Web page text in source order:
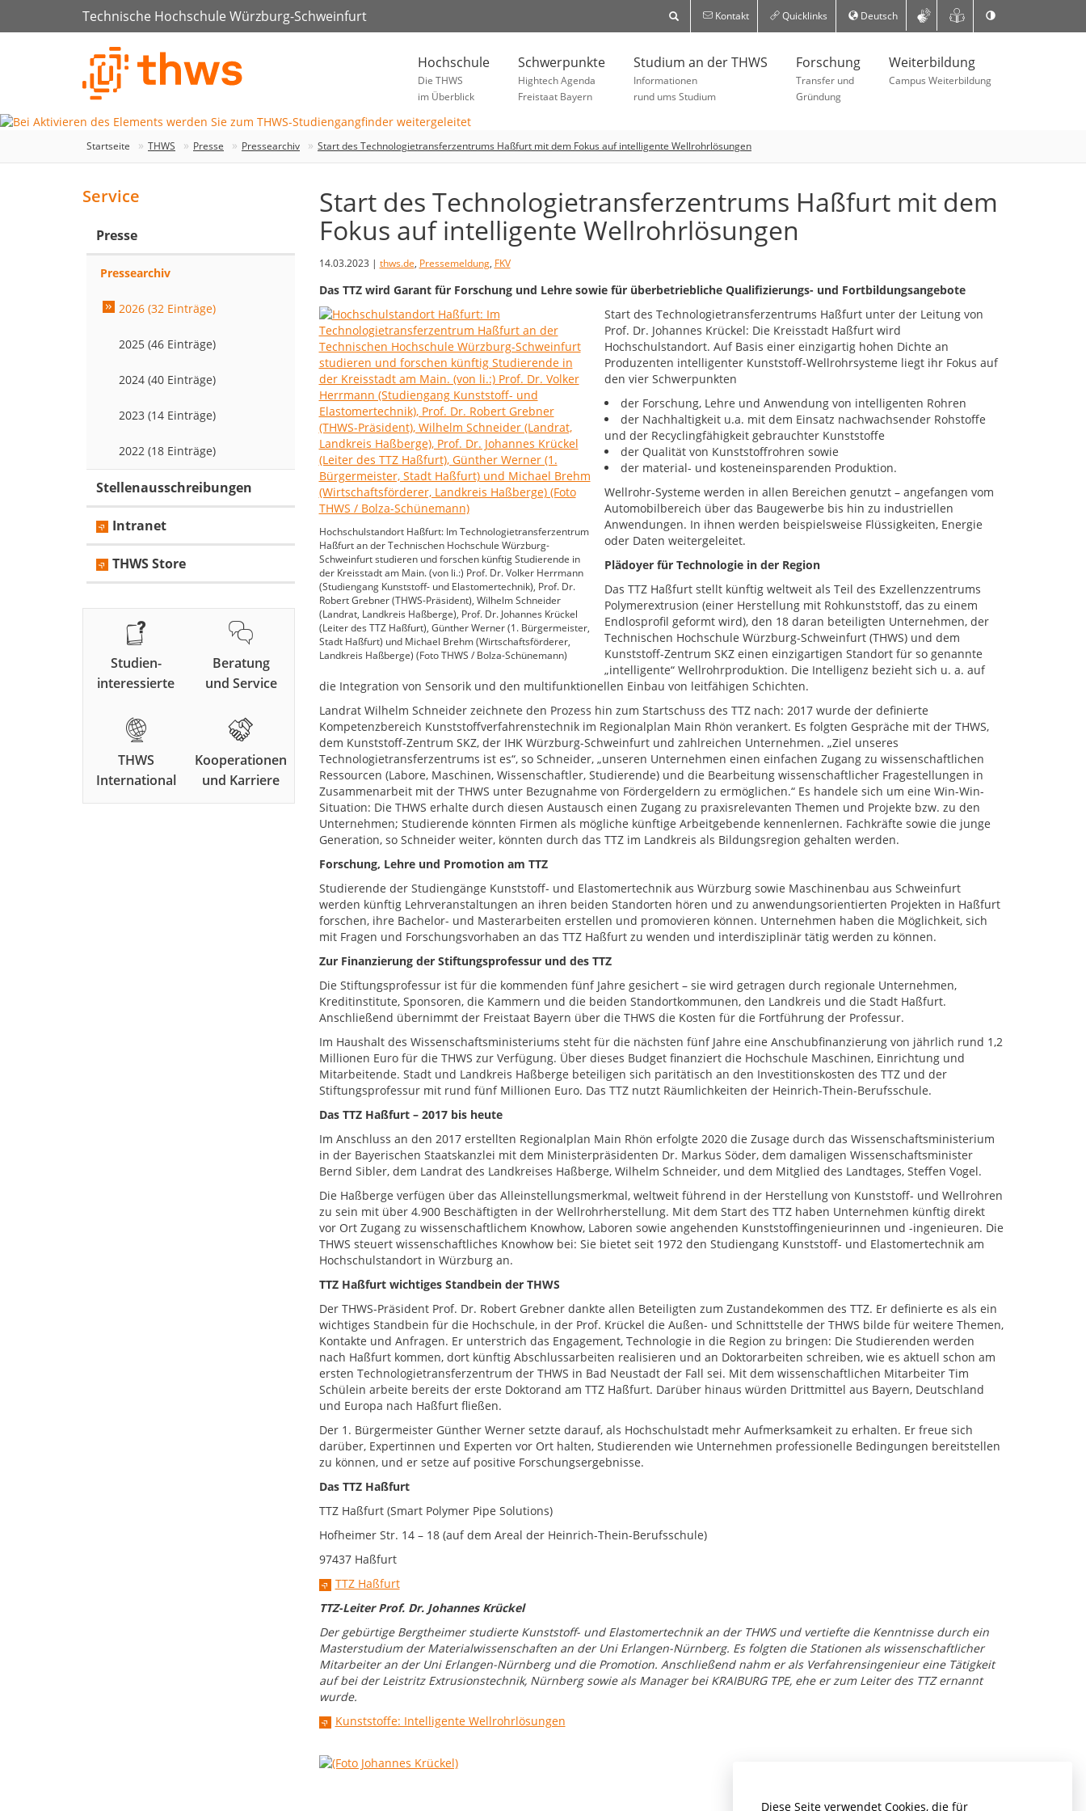
Diese Seite verwendet Cookies, die für
Technische Hochschule Würzburg-Schweinfurt Kontakt Quicklinks Deutsch
Hochschule
Die THWS
im Überblick
Schwerpunkte
Hightech Agenda
Freistaat Bayern
Studium an der THWS
Informationen
rund ums Studium
Forschung
Transfer und
Gründung
Weiterbildung
Campus Weiterbildung
Startseite THWS Presse Pressearchiv Start des Technologietransferzentrums Haßfurt mit dem Fokus auf intelligente Wellrohrlösungen
Start des Technologietransferzentrums Haßfurt mit dem
Fokus auf intelligente Wellrohrlösungen
14.03.2023 | thws.de, Pressemeldung, FKV
Das TTZ wird Garant für Forschung und Lehre sowie für überbetriebliche Qualifizierungs- und Fortbildungsangebote
Hochschulstandort Haßfurt: Im Technologietransferzentrum
Haßfurt an der Technischen Hochschule Würzburg-
Schweinfurt studieren und forschen künftig Studierende in
der Kreisstadt am Main. (von li.:) Prof. Dr. Volker Herrmann
(Studiengang Kunststoff- und Elastomertechnik), Prof. Dr.
Robert Grebner (THWS-Präsident), Wilhelm Schneider
(Landrat, Landkreis Haßberge), Prof. Dr. Johannes Krückel
(Leiter des TTZ Haßfurt), Günther Werner (1. Bürgermeister,
Stadt Haßfurt) und Michael Brehm (Wirtschaftsförderer,
Landkreis Haßberge) (Foto THWS / Bolza-Schünemann)
Start des Technologietransferzentrums Haßfurt unter der Leitung von
Prof. Dr. Johannes Krückel: Die Kreisstadt Haßfurt wird
Hochschulstandort. Auf Basis einer einzigartig hohen Dichte an
Produzenten intelligenter Kunststoff-Wellrohrsysteme liegt ihr Fokus auf
den vier Schwerpunkten
der Forschung, Lehre und Anwendung von intelligenten Rohren
der Nachhaltigkeit u.a. mit dem Einsatz nachwachsender Rohstoffe
und der Recyclingfähigkeit gebrauchter Kunststoffe
der Qualität von Kunststoffrohren sowie
der material- und kosteneinsparenden Produktion.
Wellrohr-Systeme werden in allen Bereichen genutzt – angefangen vom
Automobilbereich über das Baugewerbe bis hin zu industriellen
Anwendungen. In ihnen werden beispielsweise Flüssigkeiten, Energie
oder Daten weitergeleitet.
Plädoyer für Technologie in der Region
Das TTZ Haßfurt stellt künftig weltweit als Teil des Exzellenzzentrums
Polymerextrusion (einer Herstellung mit Rohkunststoff, das zu einem
Endlosprofil geformt wird), den 18 daran beteiligten Unternehmen, der
Technischen Hochschule Würzburg-Schweinfurt (THWS) und dem
Kunststoff-Zentrum SKZ einen einzigartigen Standort für so genannte
„intelligente“ Wellrohrproduktion. Die Intelligenz bezieht sich u. a. auf
die Integration von Sensorik und den multifunktionellen Einbau von leitfähigen Schichten.
Landrat Wilhelm Schneider zeichnete den Prozess hin zum Startschuss des TTZ nach: 2017 wurde der definierte
Kompetenzbereich Kunststoffverfahrenstechnik im Regionalplan Main Rhön verankert. Es folgten Gespräche mit der THWS,
dem Kunststoff-Zentrum SKZ, der IHK Würzburg-Schweinfurt und zahlreichen Unternehmen. „Ziel unseres
Technologietransferzentrums ist es“, so Schneider, „unseren Unternehmen einen einfachen Zugang zu wissenschaftlichen
Ressourcen (Labore, Maschinen, Wissenschaftler, Studierende) und die Bearbeitung wissenschaftlicher Fragestellungen in
Zusammenarbeit mit der THWS unter Bezugnahme von Fördergeldern zu ermöglichen.“ Es handele sich um eine Win-Win-
Situation: Die THWS erhalte durch diesen Austausch einen Zugang zu praxisrelevanten Themen und Projekte bzw. zu den
Unternehmen; Studierende könnten Firmen als mögliche künftige Arbeitgebende kennenlernen. Fachkräfte sowie die junge
Generation, so Schneider weiter, könnten durch das TTZ im Landkreis als Bildungsregion gehalten werden.
Forschung, Lehre und Promotion am TTZ
Studierende der Studiengänge Kunststoff- und Elastomertechnik aus Würzburg sowie Maschinenbau aus Schweinfurt
werden künftig Lehrveranstaltungen an ihren beiden Standorten hören und zu anwendungsorientierten Projekten in Haßfurt
forschen, ihre Bachelor- und Masterarbeiten erstellen und promovieren können. Unternehmen haben die Möglichkeit, sich
mit Fragen und Forschungsvorhaben an das TTZ Haßfurt zu wenden und interdisziplinär tätig werden zu können.
Zur Finanzierung der Stiftungsprofessur und des TTZ
Die Stiftungsprofessur ist für die kommenden fünf Jahre gesichert – sie wird getragen durch regionale Unternehmen,
Kreditinstitute, Sponsoren, die Kammern und die beiden Standortkommunen, den Landkreis und die Stadt Haßfurt.
Anschließend übernimmt der Freistaat Bayern über die THWS die Kosten für die Fortführung der Professur.
Im Haushalt des Wissenschaftsministeriums steht für die nächsten fünf Jahre eine Anschubfinanzierung von jährlich rund 1,2
Millionen Euro für die THWS zur Verfügung. Über dieses Budget finanziert die Hochschule Maschinen, Einrichtung und
Mitarbeitende. Stadt und Landkreis Haßberge beteiligen sich paritätisch an den Investitionskosten des TTZ und der
Stiftungsprofessur mit rund fünf Millionen Euro. Das TTZ nutzt Räumlichkeiten der Heinrich-Thein-Berufsschule.
Das TTZ Haßfurt – 2017 bis heute
Im Anschluss an den 2017 erstellten Regionalplan Main Rhön erfolgte 2020 die Zusage durch das Wissenschaftsministerium
in der Bayerischen Staatskanzlei mit dem Ministerpräsidenten Dr. Markus Söder, dem damaligen Wissenschaftsminister
Bernd Sibler, dem Landrat des Landkreises Haßberge, Wilhelm Schneider, und dem Mitglied des Landtages, Steffen Vogel.
Die Haßberge verfügen über das Alleinstellungsmerkmal, weltweit führend in der Herstellung von Kunststoff- und Wellrohren
zu sein mit über 4.900 Beschäftigten in der Wellrohrherstellung. Mit dem Start des TTZ haben Unternehmen künftig direkt
vor Ort Zugang zu wissenschaftlichem Knowhow, Laboren sowie angehenden Kunststoffingenieurinnen und -ingenieuren. Die
THWS steuert wissenschaftliches Knowhow bei: Sie bietet seit 1972 den Studiengang Kunststoff- und Elastomertechnik am
Hochschulstandort in Würzburg an.
TTZ Haßfurt wichtiges Standbein der THWS
Der THWS-Präsident Prof. Dr. Robert Grebner dankte allen Beteiligten zum Zustandekommen des TTZ. Er definierte es als ein
wichtiges Standbein für die Hochschule, in der Prof. Krückel die Außen- und Schnittstelle der THWS bilde für weitere Themen,
Kontakte und Anfragen. Er unterstrich das Engagement, Technologie in die Region zu bringen: Die Studierenden werden
nach Haßfurt kommen, dort künftig Abschlussarbeiten realisieren und an Doktorarbeiten schreiben, wie es aktuell schon am
ersten Technologietransferzentrum der THWS in Bad Neustadt der Fall sei. Mit dem wissenschaftlichen Mitarbeiter Tim
Schülein arbeite bereits der erste Doktorand am TTZ Haßfurt. Darüber hinaus würden Drittmittel aus Bayern, Deutschland
und Europa nach Haßfurt fließen.
Der 1. Bürgermeister Günther Werner setzte darauf, als Hochschulstadt mehr Aufmerksamkeit zu erhalten. Er freue sich
darüber, Expertinnen und Experten vor Ort halten, Studierenden wie Unternehmen professionelle Bedingungen bereitstellen
zu können, und er setze auf positive Forschungsergebnisse.
Das TTZ Haßfurt
TTZ Haßfurt (Smart Polymer Pipe Solutions)
Hofheimer Str. 14 – 18 (auf dem Areal der Heinrich-Thein-Berufsschule)
97437 Haßfurt
TTZ Haßfurt
TTZ-Leiter Prof. Dr. Johannes Krückel
Der gebürtige Bergtheimer studierte Kunststoff- und Elastomertechnik an der THWS und vertiefte die Kenntnisse durch ein
Masterstudium der Materialwissenschaften an der Uni Erlangen-Nürnberg. Es folgten die Stationen als wissenschaftlicher
Mitarbeiter an der Uni Erlangen-Nürnberg und die Promotion. Anschließend nahm er als Verfahrensingenieur eine Tätigkeit
auf bei der Leistritz Extrusionstechnik, Nürnberg sowie als Manager bei KRAIBURG TPE, ehe er zum Leiter des TTZ ernannt
wurde.
Kunststoffe: Intelligente Wellrohrlösungen
Service
Presse
Pressearchiv
2026 (32 Einträge)
2025 (46 Einträge)
2024 (40 Einträge)
2023 (14 Einträge)
2022 (18 Einträge)
Stellenausschreibungen
Intranet
THWS Store
Studien-
interessierte
Beratung
und Service
THWS
International
Kooperationen
und Karriere